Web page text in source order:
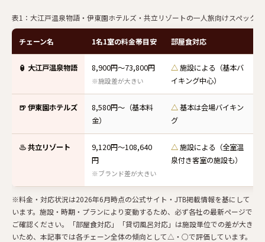
表1：大江戸温泉物語・伊東園ホテルズ・共立リゾートの一人旅向けスペック
チェーン名 1名1室の料金帯目安 部屋食対応
🏮 大江戸温泉物語 8,900円〜73,800円
※施設差が大きい
△施設による（基本バ
イキング中心）
🍺 伊東園ホテルズ
8,580円〜（基本料
金）
△基本は会場バイキン
グ
♨ 共立リゾート
9,120円〜108,640
円
※ブランド差が大きい
△施設による（全室温
泉付き客室の施設も）
※料金・対応状況は2026年6月時点の公式サイト・JTB掲載情報を基にして
います。施設・時期・プランにより変動するため、必ず各社の最新ページで
ご確認ください。「部屋食対応」「貸切風呂対応」は施設単位での差が大き
いため、本記事では各チェーン全体の傾向として△・○で評価しています。